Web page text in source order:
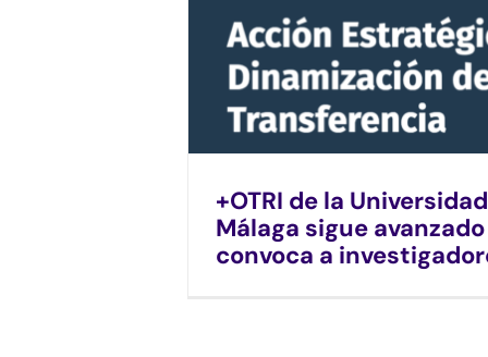
+OTRI de la
Málaga sigue
convoca a